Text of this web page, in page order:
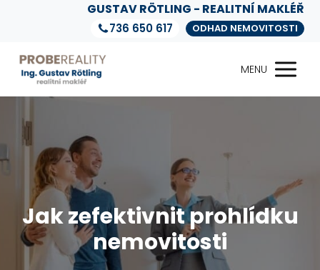
GUSTAV RÖTLING - REALITNÍ MAKLÉŘ
736 650 617 ODHAD NEMOVITOSTI
MENU
Jak zefektivnit prohlídku
nemovitosti